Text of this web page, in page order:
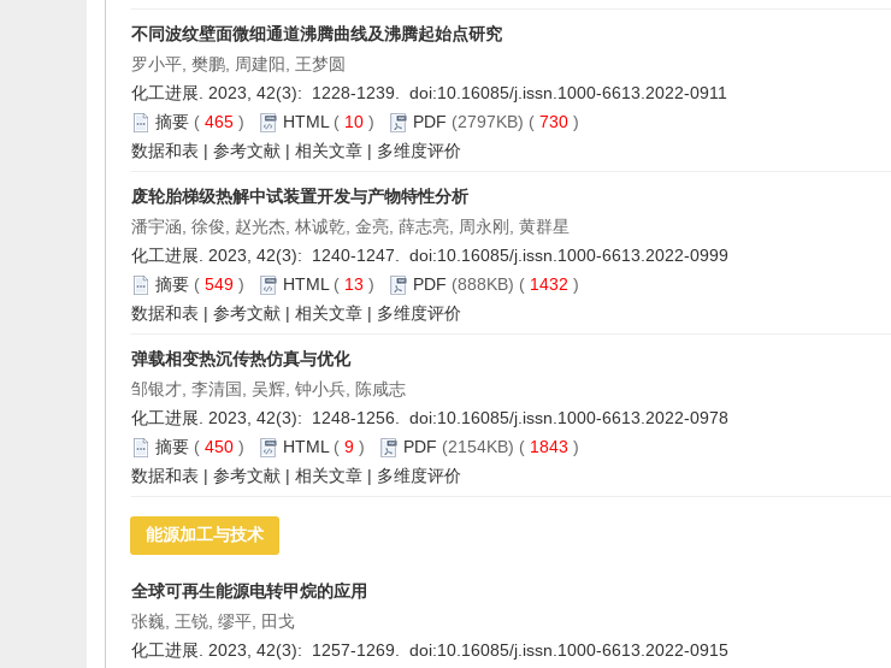
不同波纹壁面微细通道沸腾曲线及沸腾起始点研究
罗小平, 樊鹏, 周建阳, 王梦圆
化工进展. 2023, 42(3): 1228-1239. doi:10.16085/j.issn.1000-6613.2022-0911
摘要 ( 465 ) HTML ( 10 ) PDF (2797KB) ( 730 )
数据和表 | 参考文献 | 相关文章 | 多维度评价
废轮胎梯级热解中试装置开发与产物特性分析
潘宇涵, 徐俊, 赵光杰, 林诚乾, 金亮, 薛志亮, 周永刚, 黄群星
化工进展. 2023, 42(3): 1240-1247. doi:10.16085/j.issn.1000-6613.2022-0999
摘要 ( 549 ) HTML ( 13 ) PDF (888KB) ( 1432 )
数据和表 | 参考文献 | 相关文章 | 多维度评价
弹载相变热沉传热仿真与优化
邹银才, 李清国, 吴辉, 钟小兵, 陈咸志
化工进展. 2023, 42(3): 1248-1256. doi:10.16085/j.issn.1000-6613.2022-0978
摘要 ( 450 ) HTML ( 9 ) PDF (2154KB) ( 1843 )
数据和表 | 参考文献 | 相关文章 | 多维度评价
能源加工与技术
全球可再生能源电转甲烷的应用
张巍, 王锐, 缪平, 田戈
化工进展. 2023, 42(3): 1257-1269. doi:10.16085/j.issn.1000-6613.2022-0915